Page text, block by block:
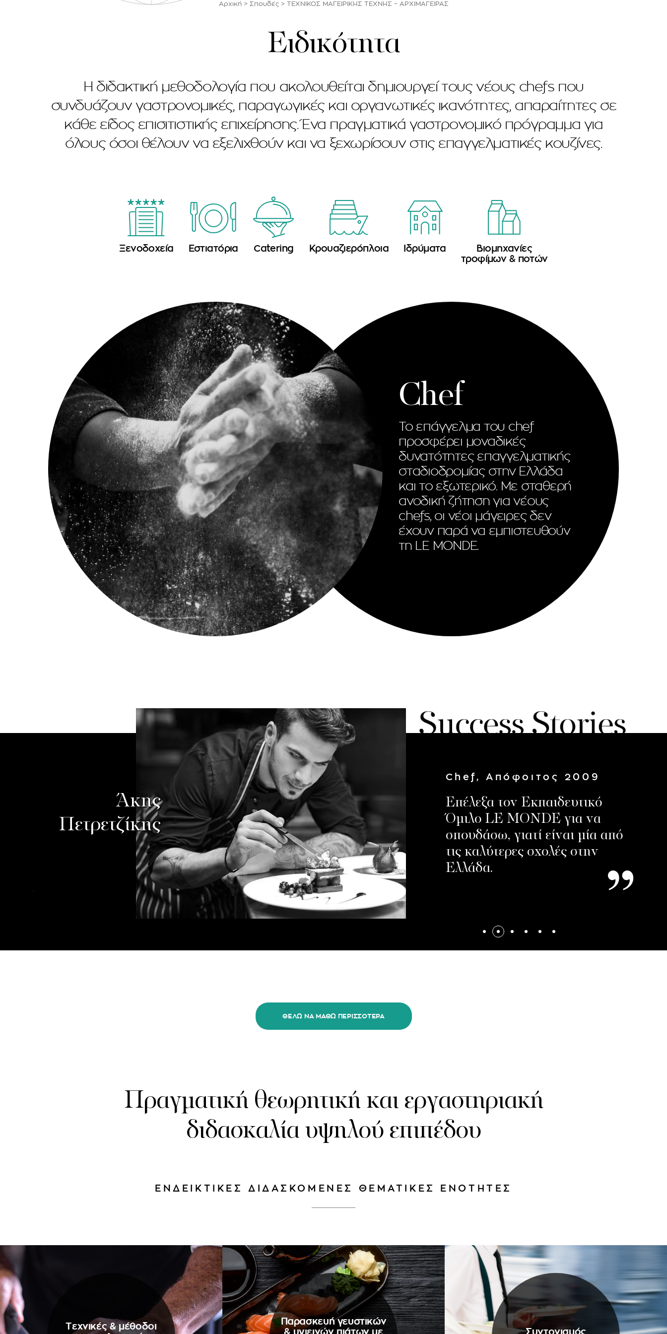
Αρχική> Σπουδές> ΤΕΧΝΙΚΟΣ ΜΑΓΕΙΡΙΚΗΣ ΤΕΧΝΗΣ – ΑΡΧΙΜΑΓΕΙΡΑΣ
Ειδικότητα
Η διδακτική μεθοδολογία που ακολουθείται δημιουργεί τους νέους chefs που
συνδυάζουν γαστρονομικές, παραγωγικές και οργανωτικές ικανότητες, απαραίτητες σε
κάθε είδος επισιτιστικής επιχείρησης. Ένα πραγματικά γαστρονομικό πρόγραμμα για
όλους όσοι θέλουν να εξελιχθούν και να ξεχωρίσουν στις επαγγελματικές κουζίνες.
Ξενοδοχεία Εστιατόρια Catering Κρουαζιερόπλοια Ιδρύματα
Βιομηχανίες
τροφίμων & ποτών
Chef
To επάγγελμα του chef
προσφέρει μοναδικές
δυνατότητες επαγγελματικής
σταδιοδρομίας στην Ελλάδα
και το εξωτερικό. Με σταθερή
ανοδική ζήτηση για νέους
chefs, οι νέοι μάγειρες δεν
έχουν παρά να εμπιστευθούν
τη LE MONDE.
Άκης
Πετρετζίκης
Chef, Απόφοιτος 2009
Επέλεξα τον Εκπαιδευτικό
Όμιλο LE MONDE για να
σπουδάσω, γιατί είναι μία από
τις καλύτερες σχολές στην
Ελλάδα.
ΘΕΛΩ ΝΑ ΜΑΘΩ ΠΕΡΙΣΣΟΤΕΡΑ
Πραγματική θεωρητική και εργαστηριακή
διδασκαλία υψηλού επιπέδου
ΕΝΔΕΙΚΤΙΚΕΣ ΔΙΔΑΣΚΟΜΕΝΕΣ ΘΕΜΑΤΙΚΕΣ ΕΝΟΤΗΤΕΣ
Tεχνικές & μέθοδοι
Παρασκευή γευστικών
& υγιεινών πιάτων με
Συντονισμός